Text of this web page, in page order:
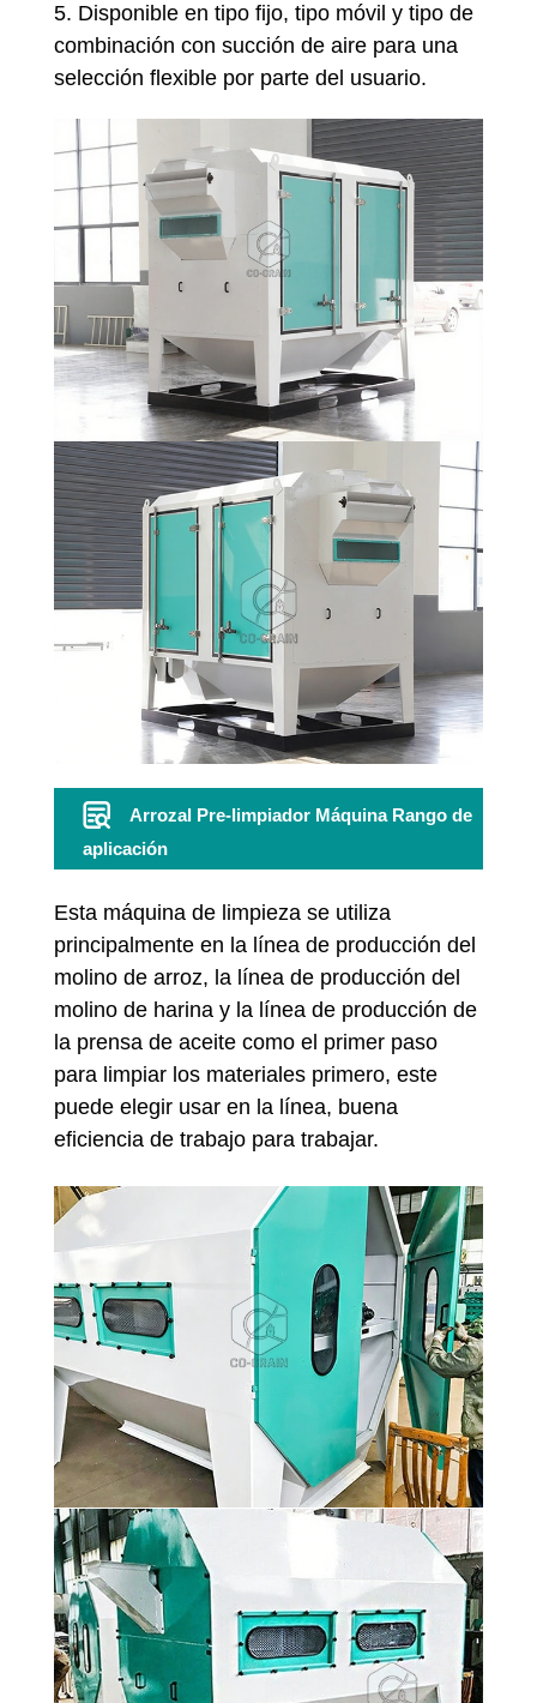
5. Disponible en tipo fijo, tipo móvil y tipo de
combinación con succión de aire para una
selección flexible por parte del usuario.
Arrozal Pre-limpiador Máquina Rango de
aplicación
Esta máquina de limpieza se utiliza
principalmente en la línea de producción del
molino de arroz, la línea de producción del
molino de harina y la línea de producción de
la prensa de aceite como el primer paso
para limpiar los materiales primero, este
puede elegir usar en la línea, buena
eficiencia de trabajo para trabajar.